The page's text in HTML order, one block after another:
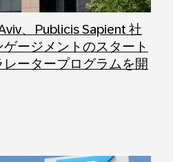
、Publicis Sapient 社
ージメントのスタート
ータープログラムを開